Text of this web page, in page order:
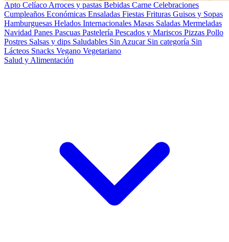
Apto Celíaco Arroces y pastas Bebidas Carne Celebraciones
Cumpleaños Económicas Ensaladas Fiestas Frituras Guisos y Sopas
Hamburguesas Helados Internacionales Masas Saladas Mermeladas
Navidad Panes Pascuas Pastelería Pescados y Mariscos Pizzas Pollo
Postres Salsas y dips Saludables Sin Azucar Sin categoría Sin
Lácteos Snacks Vegano Vegetariano
Salud y Alimentación